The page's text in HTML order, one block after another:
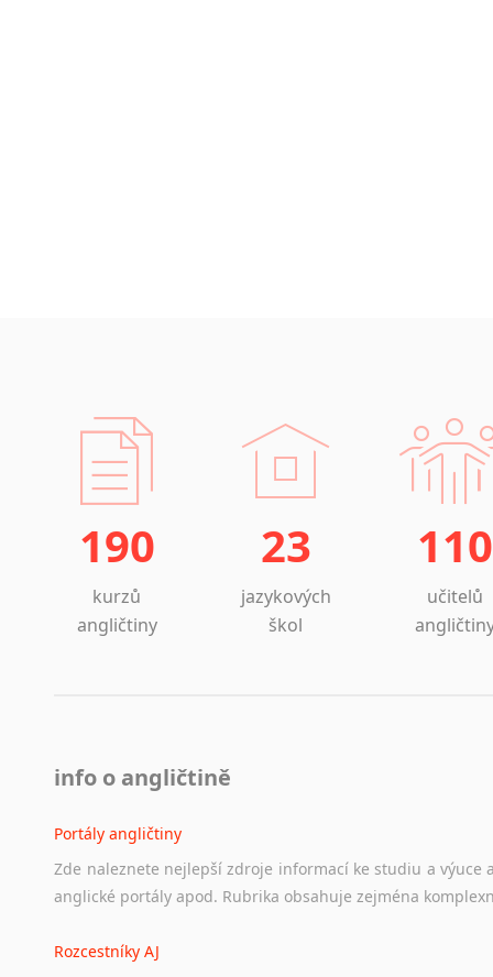
190
kurzů
angličtiny
23
jazykových
škol
110
učitelů
info o angličtině
Portály angličtiny
Zde naleznete nejlepší zdroje informací ke studiu a výuce
anglické portály apod. Rubrika obsahuje zejména
Rozcestníky AJ